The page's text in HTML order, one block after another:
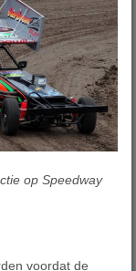
op Speedway
voordat de